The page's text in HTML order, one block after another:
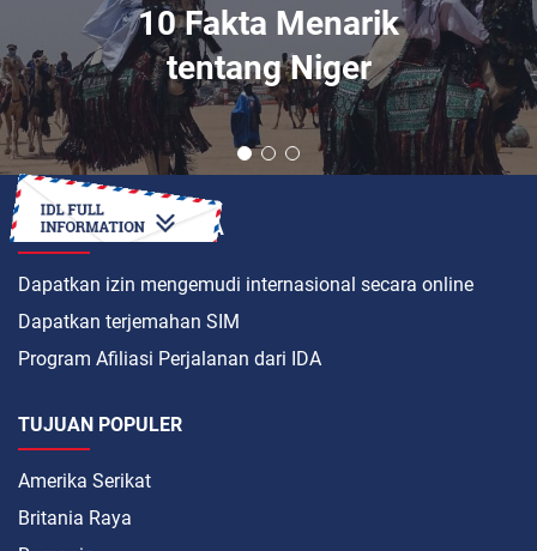
10 Fakta Menarik
tentang Niger
BAGAIMANA CARANYA
Dapatkan izin mengemudi internasional secara online
Dapatkan terjemahan SIM
Program Afiliasi Perjalanan dari IDA
TUJUAN POPULER
Amerika Serikat
Britania Raya